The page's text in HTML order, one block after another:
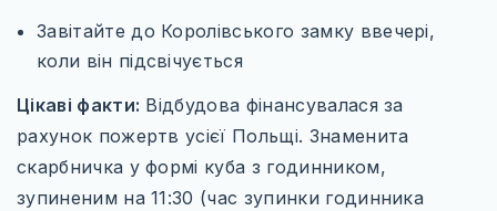
Завітайте до Королівського замку ввечері,
коли він підсвічується
Цікаві факти: Відбудова фінансувалася за
рахунок пожертв усієї Польщі. Знаменита
скарбничка у формі куба з годинником,
зупиненим на 11:30 (час зупинки годинника